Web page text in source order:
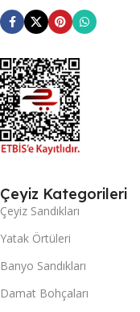
Çeyiz Kategorileri
Çeyiz Sandıkları
Yatak Örtüleri
Banyo Sandıkları
Damat Bohçaları